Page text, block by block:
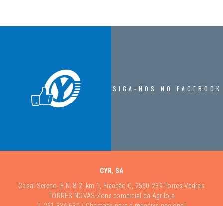
SIGA-NOS NO FACEBOOK
CYR, SA
Casal Sereno, E.N. 8-2, km 1, Fracção C, 2560-239 Torres Vedras
TORRES NOVAS Zona comercial da Agriloja